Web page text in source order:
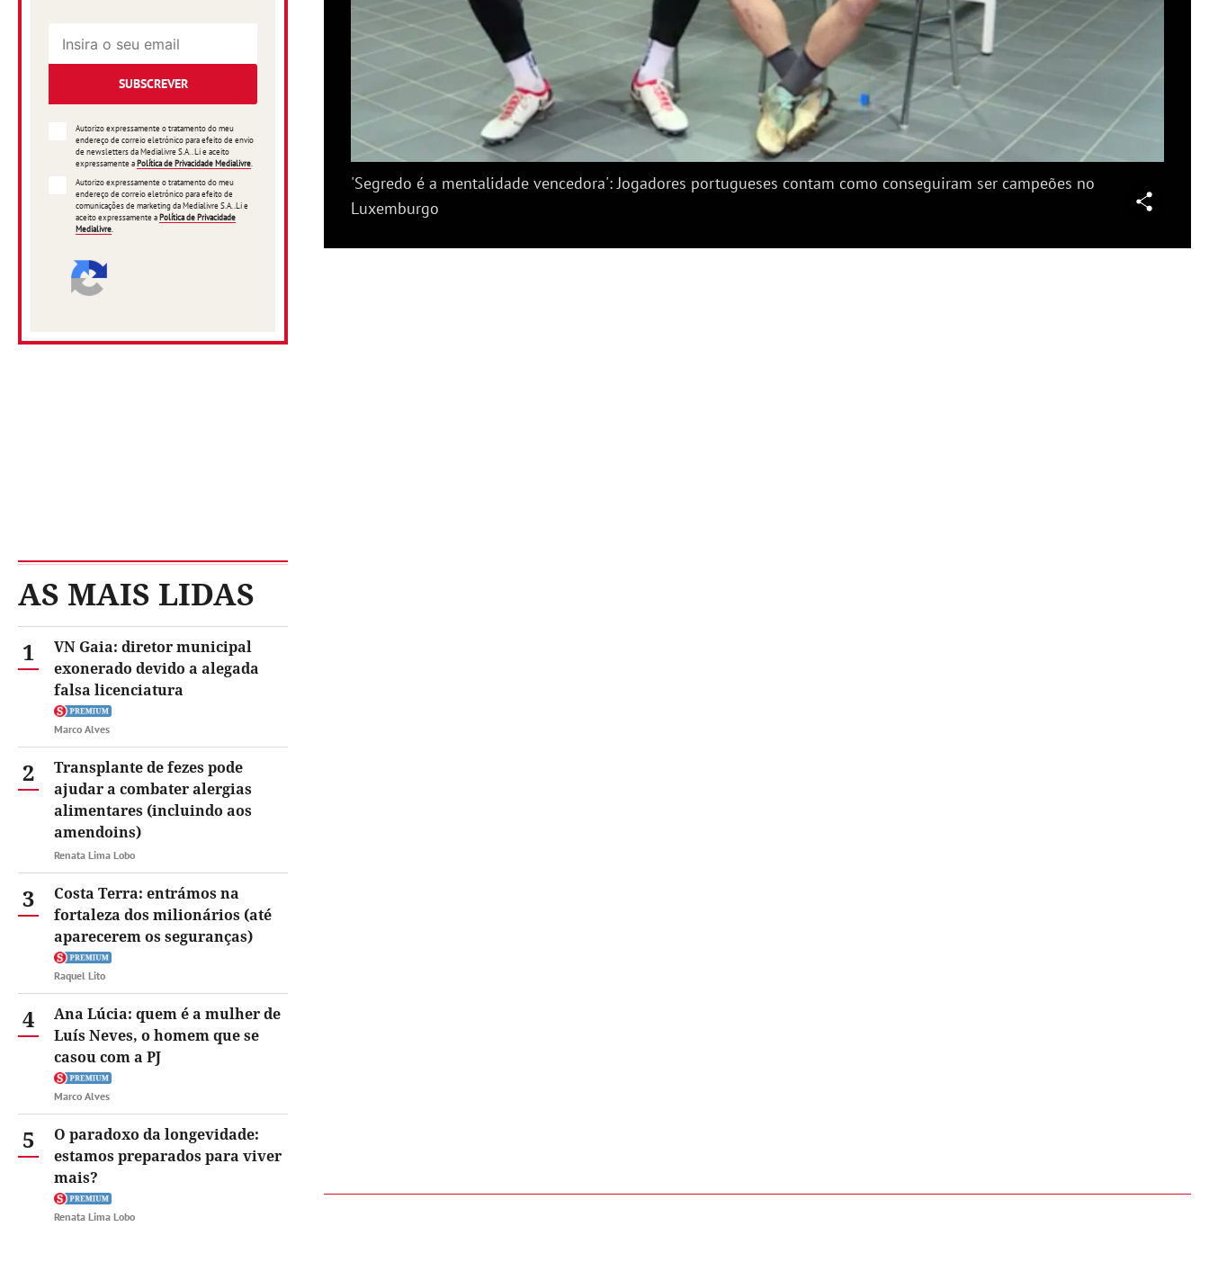
SUBSCREVER
Autorizo expressamente o tratamento do meu
endereço de correio eletrónico para efeito de envio
de newsletters da Medialivre S.A.. Li e aceito
expressamente aPolítica de Privacidade Medialivre
Autorizo expressamente o tratamento do meu
endereço de correio eletrónico para efeito de
comunicações de marketing da Medialivre S.A..Li e
aceito expressamente aPolítica de Privacidade
Medialivre
AS MAIS LIDAS
1
VN Gaia: diretor municipal
exonerado devido a alegada
falsa licenciatura
Marco Alves
2
Transplante de fezes pode
ajudar a combater alergias
alimentares (incluindo aos
amendoins)
Renata Lima Lobo
3
Costa Terra: entrámos na
fortaleza dos milionários (até
aparecerem os seguranças)
Raquel Lito
4
Ana Lúcia: quem é a mulher de
Luís Neves, o homem que se
casou com a PJ
Marco Alves
5
O paradoxo da longevidade:
estamos preparados para viver
mais?
Renata Lima Lobo
Vídeo
'Segredo é a mentalidade vencedora': Jogadores portugueses contam como conseguiram ser campeões no
Luxemburgo